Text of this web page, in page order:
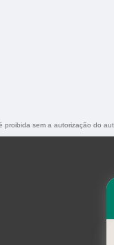
sem a autorização do